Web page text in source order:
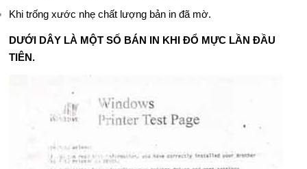
Khi trống xước nhẹ chất lượng bản in đã mờ.
DƯỚI DÂY LÀ MỘT SỐ BÁN IN KHI ĐỔ MỰC LẦN ĐẦU
TIÊN.